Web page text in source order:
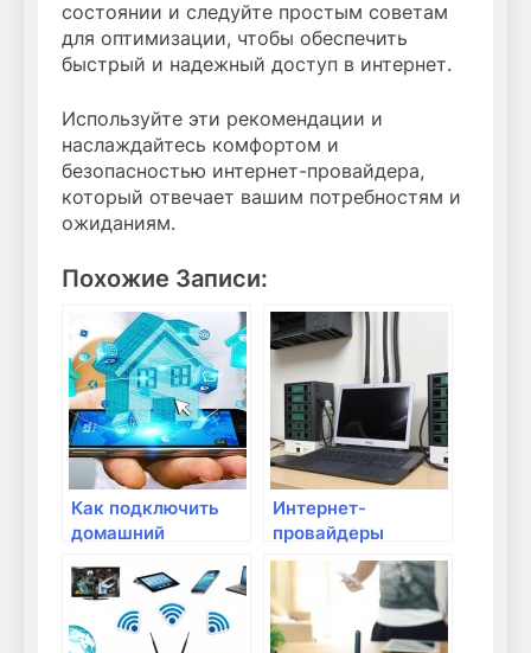
состоянии и следуйте простым советам
для оптимизации, чтобы обеспечить
быстрый и надежный доступ в интернет.
Используйте эти рекомендации и
наслаждайтесь комфортом и
безопасностью интернет-провайдера,
который отвечает вашим потребностям и
ожиданиям.
Похожие Записи:
Как подключить
домашний
Оборудование и
настройка
Интернет-
провайдеры
города Волжский